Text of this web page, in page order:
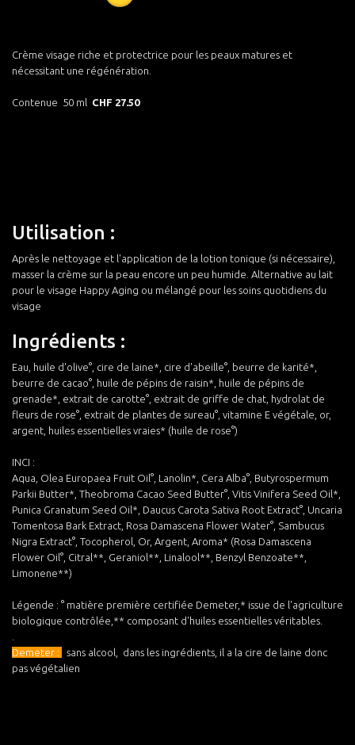
Crème visage riche et protectrice pour les peaux matures et
nécessitant une régénération.
Contenue 50 ml CHF 27.50
Utilisation :
Après le nettoyage et l'application de la lotion tonique (si nécessaire),
masser la crème sur la peau encore un peu humide. Alternative au lait
pour le visage Happy Aging ou mélangé pour les soins quotidiens du
visage
Ingrédients :
Eau, huile d'olive°, cire de laine*, cire d'abeille°, beurre de karité*,
beurre de cacao°, huile de pépins de raisin*, huile de pépins de
grenade*, extrait de carotte°, extrait de griffe de chat, hydrolat de
fleurs de rose°, extrait de plantes de sureau°, vitamine E végétale, or,
argent, huiles essentielles vraies* (huile de rose°)
INCI :
Aqua, Olea Europaea Fruit Oil°, Lanolin*, Cera Alba°, Butyrospermum
Parkii Butter*, Theobroma Cacao Seed Butter°, Vitis Vinifera Seed Oil*,
Punica Granatum Seed Oil*, Daucus Carota Sativa Root Extract°, Uncaria
Tomentosa Bark Extract, Rosa Damascena Flower Water°, Sambucus
Nigra Extract°, Tocopherol, Or, Argent, Aroma* (Rosa Damascena
Flower Oil°, Citral**, Geraniol**, Linalool**, Benzyl Benzoate**,
Limonene**)
Légende : ° matière première certifiée Demeter,* issue de l'agriculture
biologique contrôlée,** composant d'huiles essentielles véritables.
Demeter :
sans alcool, dans les ingrédients, il a la cire de laine donc
pas végétalien